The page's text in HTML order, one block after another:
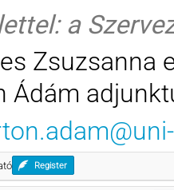
a
Zsuzsanna
Ádám
Register